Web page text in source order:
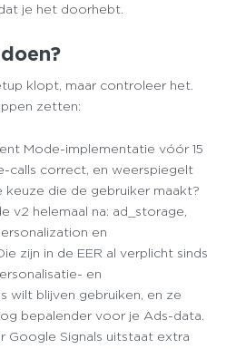
je het doorhebt.
klopt, maar controleer het.
zetten:
Mode-implementatie vóór 15
calls correct, en weerspiegelt
keuze die de gebruiker maakt?
v2 helemaal na: ad_storage,
en
zijn in de EER al verplicht sinds
en
wilt blijven gebruiken, en ze
bepalender voor je Ads-data.
Google Signals uitstaat extra